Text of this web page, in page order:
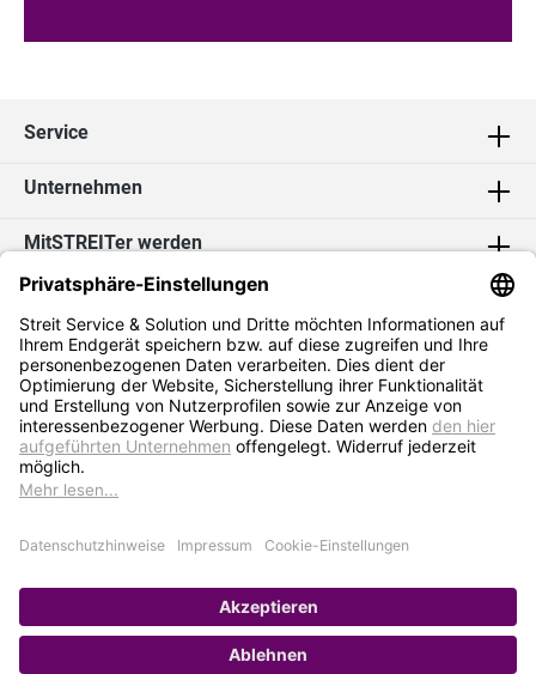
Service
Unternehmen
MitSTREITer werden
Kontakt
Social Media
* Alle Preise exkl. MwSt. zzgl.Versandkosten
Impressum
Hinweisgebersystem
Erklärung zur Barrierefreiheit